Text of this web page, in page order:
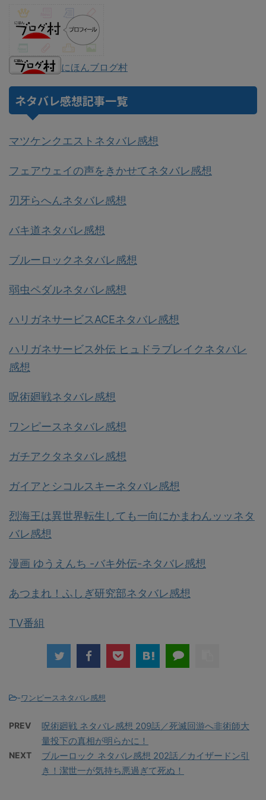
にほんブログ村
ネタバレ感想記事一覧
マツケンクエストネタバレ感想
フェアウェイの声をきかせてネタバレ感想
刃牙らへんネタバレ感想
バキ道ネタバレ感想
ブルーロックネタバレ感想
弱虫ペダルネタバレ感想
ハリガネサービスACEネタバレ感想
ハリガネサービス外伝 ヒュドラブレイクネタバレ
感想
呪術廻戦ネタバレ感想
ワンピースネタバレ感想
ガチアクタネタバレ感想
ガイアとシコルスキーネタバレ感想
烈海王は異世界転生しても一向にかまわんッッネタ
バレ感想
漫画 ゆうえんち -バキ外伝-ネタバレ感想
あつまれ！ふしぎ研究部ネタバレ感想
TV番組
-ワンピースネタバレ感想
PREV
呪術廻戦 ネタバレ感想 209話／死滅回游へ非術師大
量投下の真相が明らかに！
NEXT
ブルーロック ネタバレ感想 202話／カイザードン引
き！潔世一が気持ち悪過ぎて死ぬ！